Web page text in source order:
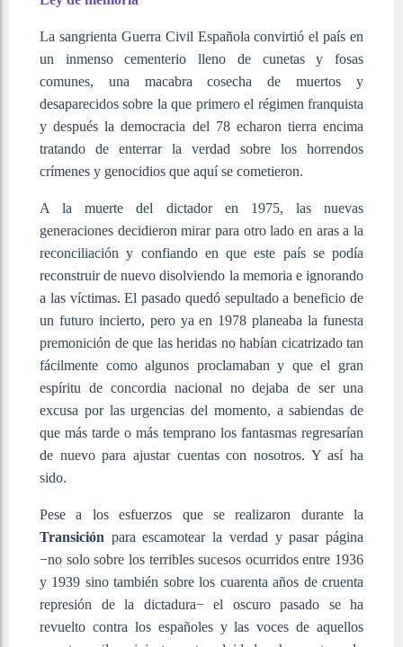
La sangrienta Guerra Civil Española convirtió el país en
un inmenso cementerio lleno de cunetas y fosas
comunes, una macabra cosecha de muertos y
desaparecidos sobre la que primero el régimen franquista
y después la democracia del 78 echaron tierra encima
tratando de enterrar la verdad sobre los horrendos
crímenes y genocidios que aquí se cometieron.
A la muerte del dictador en 1975, las nuevas
generaciones decidieron mirar para otro lado en aras a la
reconciliación y confiando en que este país se podía
reconstruir de nuevo disolviendo la memoria e ignorando
a las víctimas. El pasado quedó sepultado a beneficio de
un futuro incierto, pero ya en 1978 planeaba la funesta
premonición de que las heridas no habían cicatrizado tan
fácilmente como algunos proclamaban y que el gran
espíritu de concordia nacional no dejaba de ser una
excusa por las urgencias del momento, a sabiendas de
que más tarde o más temprano los fantasmas regresarían
de nuevo para ajustar cuentas con nosotros. Y así ha
sido.
Pese a los esfuerzos que se realizaron durante la
Transición para escamotear la verdad y pasar página
−no solo sobre los terribles sucesos ocurridos entre 1936
y 1939 sino también sobre los cuarenta años de cruenta
represión de la dictadura− el oscuro pasado se ha
revuelto contra los españoles y las voces de aquellos